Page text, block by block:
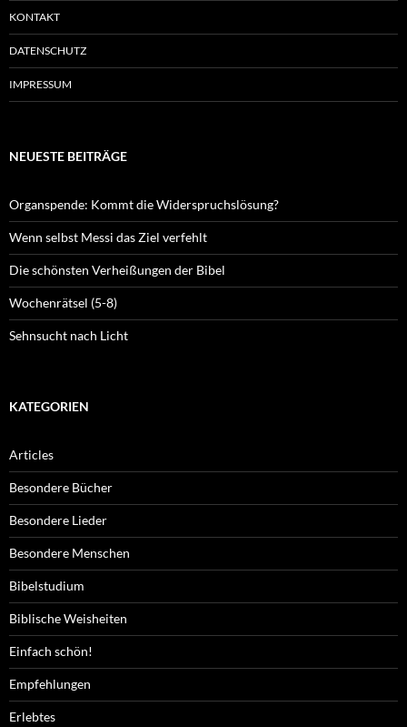
KONTAKT
DATENSCHUTZ
IMPRESSUM
NEUESTE BEITRÄGE
Organspende: Kommt die Widerspruchslösung?
Wenn selbst Messi das Ziel verfehlt
Die schönsten Verheißungen der Bibel
Wochenrätsel (5-8)
Sehnsucht nach Licht
KATEGORIEN
Articles
Besondere Bücher
Besondere Lieder
Besondere Menschen
Bibelstudium
Biblische Weisheiten
Einfach schön!
Empfehlungen
Erlebtes